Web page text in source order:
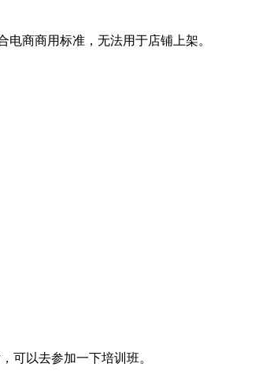
商商用标准，无法用于店铺上架。
可以去参加一下培训班。